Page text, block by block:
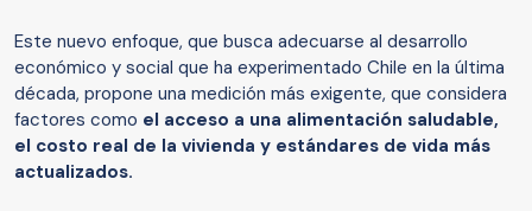
Este nuevo enfoque, que busca adecuarse al desarrollo
económico y social que ha experimentado Chile en la última
década, propone una medición más exigente, que considera
factores como el acceso a una alimentación saludable,
el costo real de la vivienda y estándares de vida más
actualizados.